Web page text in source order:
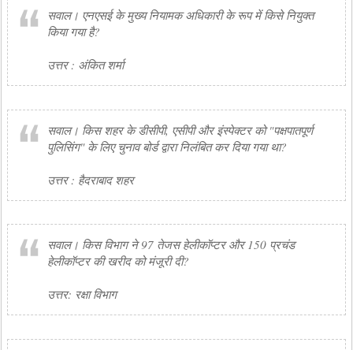
सवाल। एनएसई के मुख्य नियामक अधिकारी के रूप में किसे नियुक्त
किया गया है?
उत्तर : अंकित शर्मा
सवाल। किस शहर के डीसीपी, एसीपी और इंस्पेक्टर को "पक्षपातपूर्ण
पुलिसिंग" के लिए चुनाव बोर्ड द्वारा निलंबित कर दिया गया था?
उत्तर : हैदराबाद शहर
सवाल। किस विभाग ने 97 तेजस हेलीकॉप्टर और 150 प्रचंड
हेलीकॉप्टर की खरीद को मंजूरी दी?
उत्तर: रक्षा विभाग